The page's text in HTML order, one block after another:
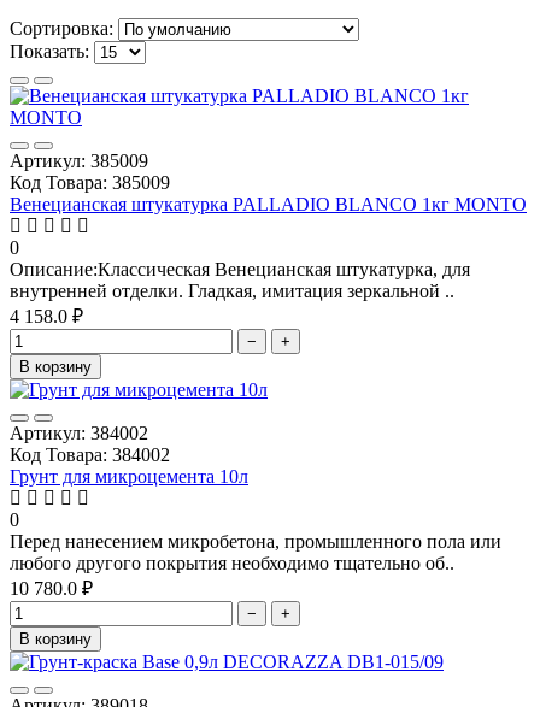
Сортировка:
Показать:
Артикул: 385009
Код Товара: 385009
Венецианская штукатурка PALLADIO BLANCO 1кг MONTO
0
Описание:Классическая Венецианская штукатурка, для
внутренней отделки. Гладкая, имитация зеркальной ..
4 158.0 ₽
−
+
В корзину
Артикул: 384002
Код Товара: 384002
Грунт для микроцемента 10л
0
Перед нанесением микробетона, промышленного пола или
любого другого покрытия необходимо тщательно об..
10 780.0 ₽
−
+
В корзину